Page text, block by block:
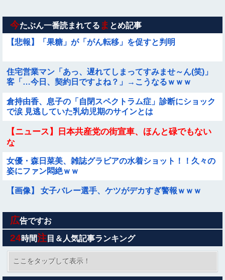
今たぶん一番読まれてる ま とめ記事
【悲報】「果糖」が「がん転移」を促すと判明
住宅営業マン「あっ、遅れてしまってすみませ～ん(笑)」
客「…今日、契約日ですよね？」→こうなるｗｗｗ
倉持由香、息子の「自閉スペクトラム症」診断にショック
で涙 見逃していた乳幼児期のサインとは
【ニュース】日本共産党の街宣車、ほんと碌でもない
な
女優・森日菜美、雑誌グラビアの水着ショット！！久々の
姿にファン悶絶ｗｗ
【画像】 女子バレー選手、ケツがデカすぎ警報ｗｗｗ
熊本県内で◯◯者が現れまくり、通報頻発！災害支援にも
悪影響が及んでしまう…
【動画】”別れさせ屋” のセ○クス、凄すぎるｗｗｗ そりゃ
肉便器に堕ちるわｗｗｗ
広告ですお
24時間注 目＆人気記事ランキング
ここをタップして表示！